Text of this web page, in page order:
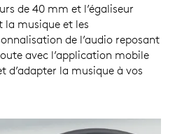
de 40 mm et l’égaliseur
musique et les
de l’audio reposant
avec l’application mobile
pas disponible pour
d’adapter la musique à vos